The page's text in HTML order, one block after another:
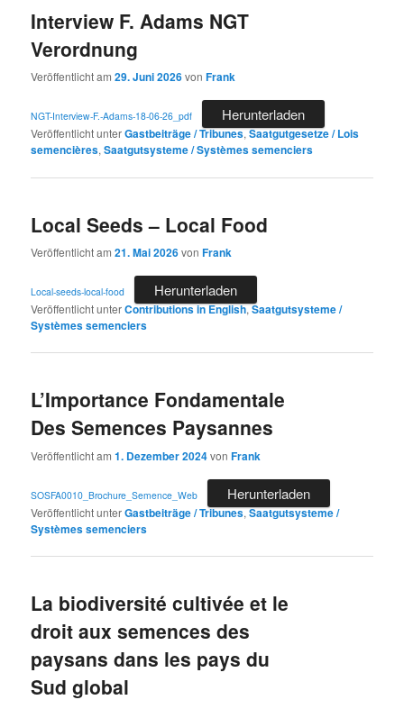
Interview F. Adams NGT
Verordnung
Veröffentlicht am29. Juni 2026vonFrank
NGT-Interview-F.-Adams-18-06-26_pdf Herunterladen
Veröffentlicht unterGastbeiträge / Tribunes,Saatgutgesetze / Lois
semencières,Saatgutsysteme / Systèmes semenciers
Local Seeds – Local Food
Veröffentlicht am21. Mai 2026vonFrank
Local-seeds-local-food Herunterladen
Veröffentlicht unterContributions in English,Saatgutsysteme /
Systèmes semenciers
L’Importance Fondamentale
Des Semences Paysannes
Veröffentlicht am1. Dezember 2024vonFrank
SOSFA0010_Brochure_Semence_Web Herunterladen
Veröffentlicht unterGastbeiträge / Tribunes,Saatgutsysteme /
Systèmes semenciers
La biodiversité cultivée et le
droit aux semences des
paysans dans les pays du
Sud global